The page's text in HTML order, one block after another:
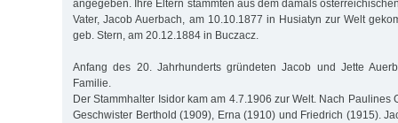
angegeben. Ihre Eltern stammten aus dem damals
Vater, Jacob Auerbach, am 10.10.1877 in Husiatyn zur Welt
geb. Stern, am 20.12.1884 in Buczacz.
Anfang des 20. Jahrhunderts gründeten Jacob und Jette
Familie.
Der Stammhalter Isidor kam am 4.7.1906 zur Welt. Nach Paulines
Geschwister Berthold (1909), Erna (1910) und Friedrich (1915).